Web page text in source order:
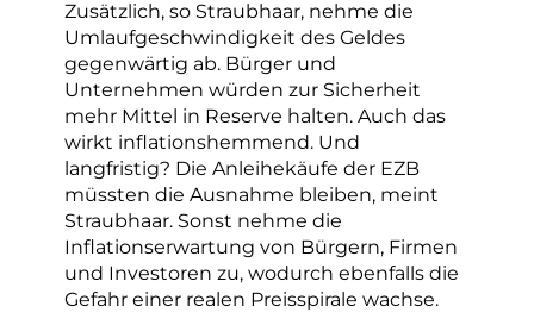
Zusätzlich, so Straubhaar, nehme die
Umlaufgeschwindigkeit des Geldes
gegenwärtig ab. Bürger und
Unternehmen würden zur Sicherheit
mehr Mittel in Reserve halten. Auch das
wirkt inflationshemmend. Und
langfristig? Die Anleihekäufe der EZB
müssten die Ausnahme bleiben, meint
Straubhaar. Sonst nehme die
Inflationserwartung von Bürgern, Firmen
und Investoren zu, wodurch ebenfalls die
Gefahr einer realen Preisspirale wachse.